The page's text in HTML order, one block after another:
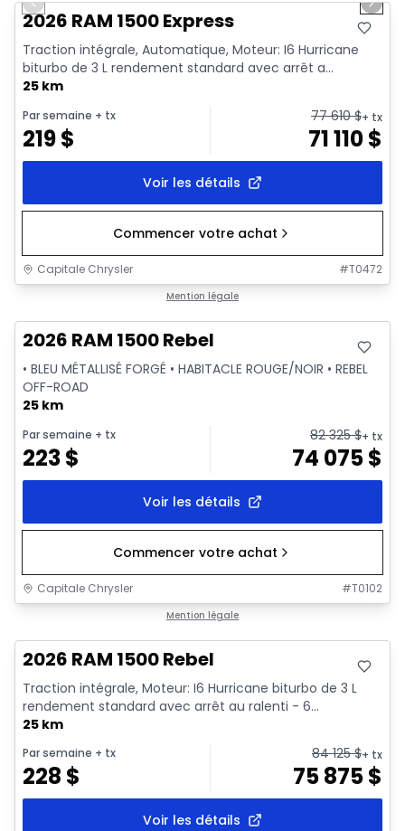
Previous slide Next
2026 RAM 1500 Express
Traction intégrale, Automatique, Moteur: I6 Hurricane
biturbo de 3 L rendement standard avec arrêt a...
25 km
Par semaine + tx
219$
77 610$+ tx
71 110$
Voir les détails
Commencer votre achat
Capitale Chrysler #T0472
Mention légale
2026 RAM 1500 Rebel
• BLEU MÉTALLISÉ FORGÉ • HABITACLE ROUGE/NOIR • REBEL
OFF-ROAD
25 km
Par semaine + tx
223$
82 325$+ tx
74 075$
Voir les détails
Commencer votre achat
Capitale Chrysler #T0102
Mention légale
2026 RAM 1500 Rebel
Traction intégrale, Moteur: I6 Hurricane biturbo de 3 L
rendement standard avec arrêt au ralenti - 6...
25 km
Par semaine + tx
228 $
84 125$+ tx
75 875$
Voir les détails